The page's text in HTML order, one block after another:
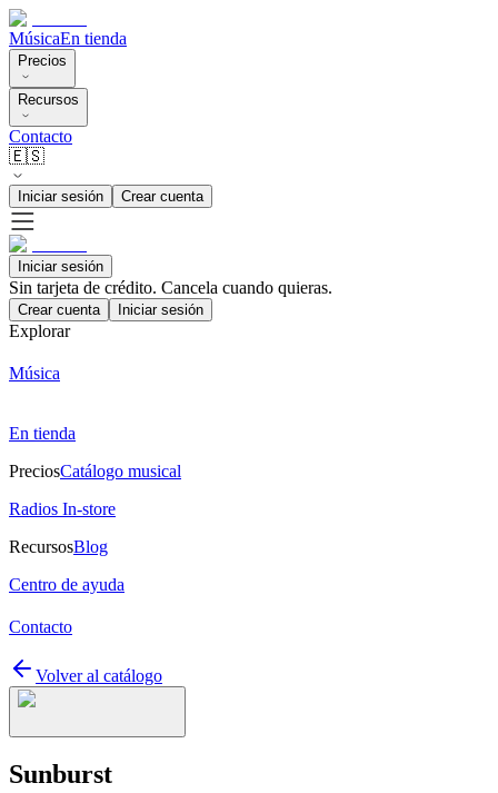
MúsicaEn tienda
Precios
Recursos
Contacto
🇪🇸
Iniciar sesión Crear cuenta
Iniciar sesión
Sin tarjeta de crédito. Cancela cuando quieras.
Crear cuenta Iniciar sesión
Explorar
Música
En tienda
PreciosCatálogo musical
Radios In-store
RecursosBlog
Centro de ayuda
Contacto
Volver al catálogo
Sunburst